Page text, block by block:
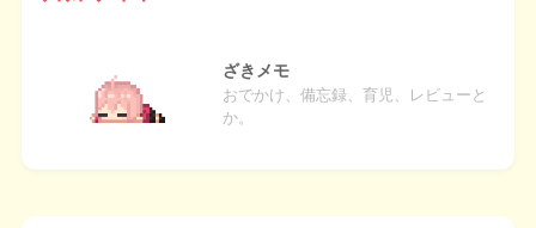
ざきメモ
おでかけ、備忘録、育児、レビューと
か。